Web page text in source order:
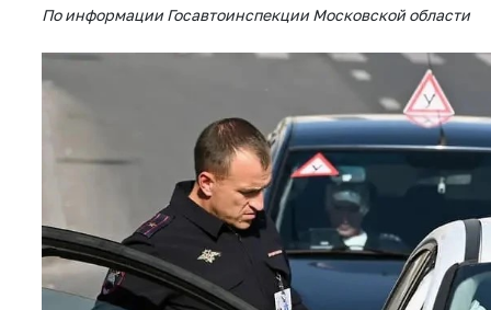
По информации Госавтоинспекции Московской области